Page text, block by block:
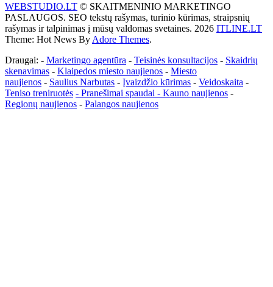
WEBSTUDIO.LT © SKAITMENINIO MARKETINGO
PASLAUGOS. SEO tekstų rašymas, turinio kūrimas, straipsnių
rašymas ir talpinimas į mūsų valdomas svetaines. 2026 ITLINE.LT
Theme: Hot News By Adore Themes.
Draugai: - Marketingo agentūra - Teisinės konsultacijos - Skaidrių
skenavimas - Klaipedos miesto naujienos - Miesto
naujienos - Saulius Narbutas - Įvaizdžio kūrimas - Veidoskaita -
Teniso treniruotės - Pranešimai spaudai - Kauno naujienos -
Regionų naujienos - Palangos naujienos